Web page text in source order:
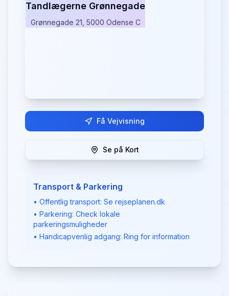
Tandlægerne Grønnegade
Grønnegade 21, 5000 Odense C
Få Vejvisning
Se på Kort
Transport & Parkering
• Offentlig transport: Se rejseplanen.dk
• Parkering: Check lokale
parkeringsmuligheder
• Handicapvenlig adgang: Ring for information